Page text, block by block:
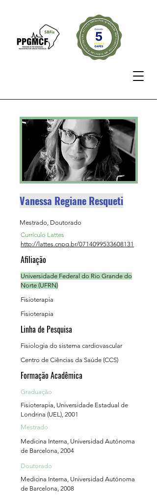
Vanessa Regiane Resqueti
Mestrado, Doutorado
Currículo Lattes
http://lattes.cnpq.br/0714099533608131
Afiliação
Universidade Federal do Rio Grande do
Norte (UFRN)
Fisioterapia
Fisioterapia
Linha de Pesquisa
Fisiologia do sistema cardiovascular
Centro de Ciências da Saúde (CCS)
Formação Acadêmica
Graduação
Fisioterapia, Universidade Estadual de
Londrina (UEL), 2001
Mestrado
Medicina Interna, Universidad Autónoma
de Barcelona, 2004
Doutorado
Medicina Interna, Universidad Autónoma
de Barcelona, 2008